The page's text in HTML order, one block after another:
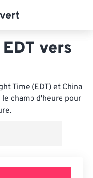
vers
Time (EDT) et China
le champ d'heure pour